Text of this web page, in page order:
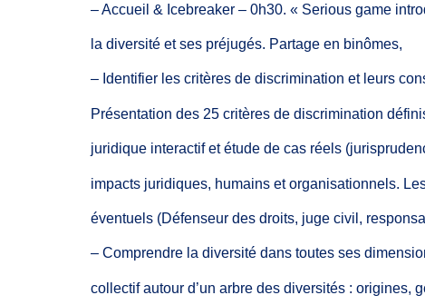
–Accueil & Icebreaker – 0h30. « Serious game
la diversité et ses préjugés. Partage en binômes,
– Identifier les critères de discrimination et leurs
Présentation des 25 critères de discrimination
juridique interactif et étude de cas réels
impacts juridiques, humains et organisationnels.
éventuels (Défenseur des droits, juge civil,
– Comprendre la diversité dans toutes ses
collectif autour d’un arbre des diversités : origines,